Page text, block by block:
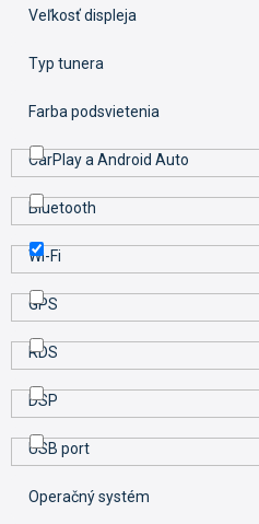
o
Veľkosť displeja
Typ tunera
Farba podsvietenia
CarPlay a Android Auto
Bluetooth
Wi-Fi
GPS
RDS
DSP
USB port
Operačný systém